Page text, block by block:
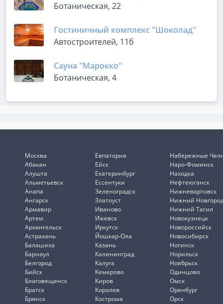
Ботаническая, 22
Гостиничный комплекс "Шоколад"
Автостроителей, 11б
Сауна "Марокко"
Ботаническая, 4
Москва
Абакан
Алушта
Альметьевск
Анапа
Ангарск
Армавир
Артем
Архангельск
Астрахань
Балашиха
Барнаул
Белгород
Бийск
Благовещенск
Братск
Брянск
Евпатория
Ейск
Екатеринбург
Ессентуки
Зеленоградск
Златоуст
Иваново
Ижевск
Иркутск
Йошкар-Ола
Казань
Калининград
Калуга
Кемерово
Киров
Королев
Кострома
Набережные
Наро-Фоминск
Находка
Нефтеюганск
Нижневартовск
Нижний
Нижний Тагил
Новокузнецк
Новороссийск
Новосибирск
Ногинск
Норильск
Ноябрьск
Одинцово
Омск
Оренбург
Орск